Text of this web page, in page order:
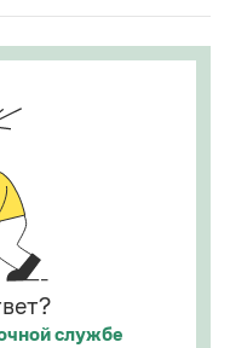
Здесь
в бездну
языке
изменилось
, когда государство
службе